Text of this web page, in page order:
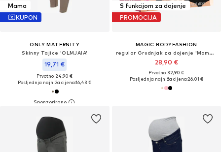
Mama
KUPON
ONLY MATERNITY
Skinny Tajice 'OLMJAIA'
19,71 €
Prvotno: 24,90 €
Posljednja najniža cijena:16,43 €
S funkcijom za dojenje
PROMOCIJA
MAGIC BODYFASHION
regular Grudnjak za dojenje 'Mommy Comfort'
28,90 €
Prvotno: 32,90 €
Posljednja najniža cijena:26,01 €